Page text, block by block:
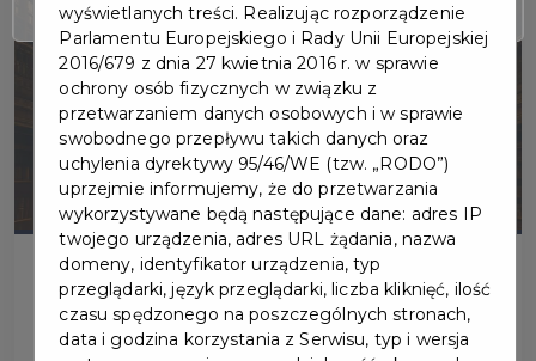
wyświetlanych treści. Realizując rozporządzenie
Parlamentu Europejskiego i Rady Unii Europejskiej
2016/679 z dnia 27 kwietnia 2016 r. w sprawie
ochrony osób fizycznych w związku z
przetwarzaniem danych osobowych i w sprawie
swobodnego przepływu takich danych oraz
uchylenia dyrektywy 95/46/WE (tzw. „RODO”)
uprzejmie informujemy, że do przetwarzania
wykorzystywane będą następujące dane: adres IP
twojego urządzenia, adres URL żądania, nazwa
domeny, identyfikator urządzenia, typ
przeglądarki, język przeglądarki, liczba kliknięć, ilość
czasu spędzonego na poszczególnych stronach,
data i godzina korzystania z Serwisu, typ i wersja